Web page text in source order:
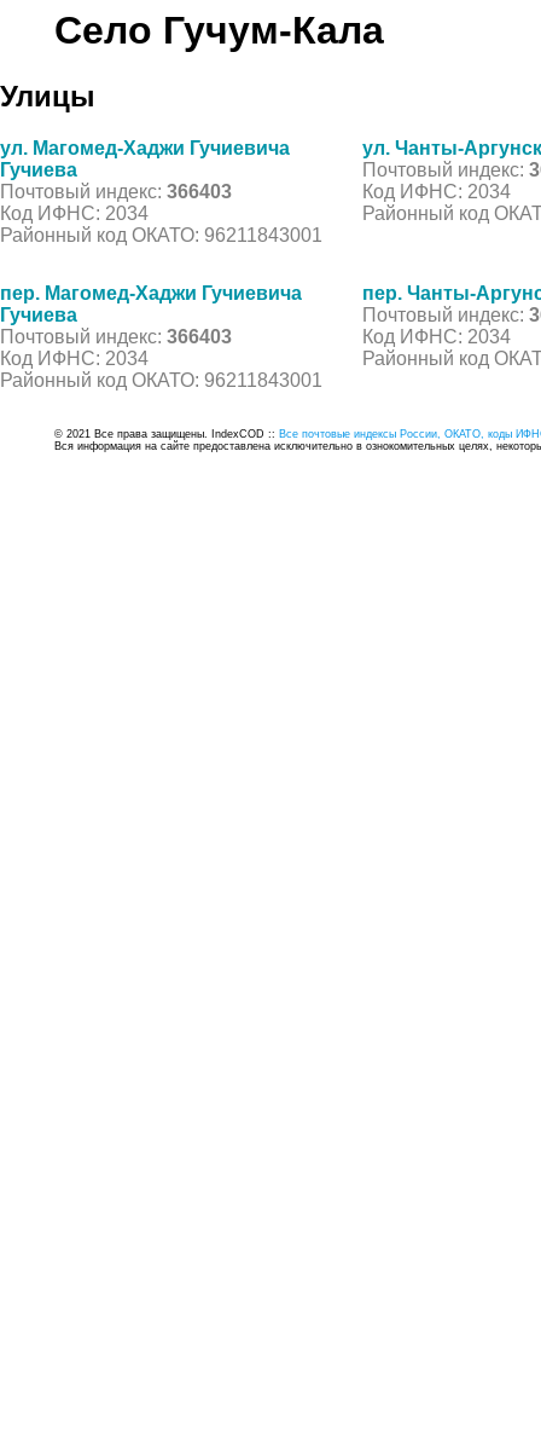
Село Гучум-Кала
Улицы
ул. Магомед-Хаджи Гучиевича
Гучиева
Почтовый индекс: 366403
Код ИФНС: 2034
Районный код ОКАТО: 96211843001
ул. Чанты-
Почтовый индекс:
Код ИФНС: 2034
Районный код
пер. Магомед-Хаджи Гучиевича
Гучиева
Почтовый индекс: 366403
Код ИФНС: 2034
Районный код ОКАТО: 96211843001
пер. Чанты-
Почтовый индекс:
Код ИФНС: 2034
Районный код
© 2021 Все права защищены. IndexCOD :: Все почтовые индексы России, ОКАТО, коды
Вся информация на сайте предоставлена исключительно в ознокомительных целях,